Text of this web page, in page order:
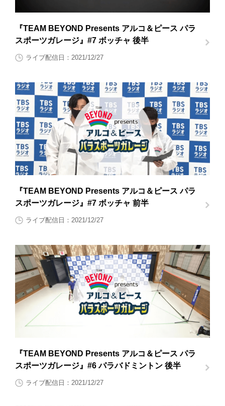
『TEAM BEYOND Presents アルコ＆ピース パラ
スポーツガレージ』#7 ボッチャ 後半
ライブ配信日：2021/12/27
『TEAM BEYOND Presents アルコ＆ピース パラ
スポーツガレージ』#7 ボッチャ 前半
ライブ配信日：2021/12/27
『TEAM BEYOND Presents アルコ＆ピース パラ
スポーツガレージ』#6 パラバドミントン 後半
ライブ配信日：2021/12/27